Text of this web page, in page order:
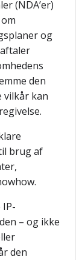
(NDA’er)
og
den
vilkår kan
brug af
– og ikke
den